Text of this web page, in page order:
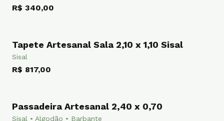
R$ 340,00
TAPETE
Tapete Artesanal Sala 2,10 x 1,10 Sisal
Sisal
R$ 817,00
PASSADEIRA
Passadeira Artesanal 2,40 x 0,70
Sisal • Algodão • Barbante